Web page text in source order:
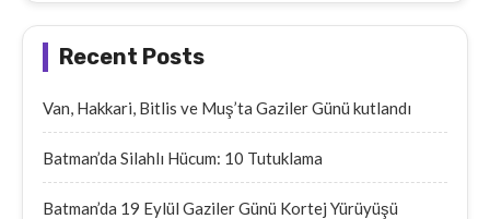
Recent Posts
Van, Hakkari, Bitlis ve Muş’ta Gaziler Günü kutlandı
Batman’da Silahlı Hücum: 10 Tutuklama
Batman’da 19 Eylül Gaziler Günü Kortej Yürüyüşü